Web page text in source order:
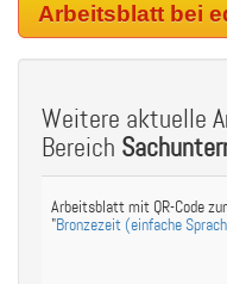
Arbeitsblatt bei
Weitere aktuelle
Bereich
Arbeitsblatt mit QR-Code
"Bronzezeit (einfache